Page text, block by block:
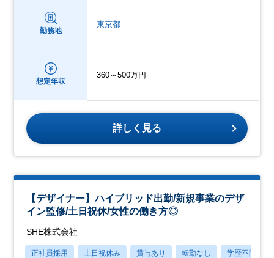
勤務地
東京都
想定年収
360～500万円
詳しく見る
【デザイナー】ハイブリッド出勤/新規事業のデザ
イン監修/土日祝休/女性の働き方◎
SHE株式会社
正社員採用 土日祝休み 賞与あり 転勤なし 学歴不問